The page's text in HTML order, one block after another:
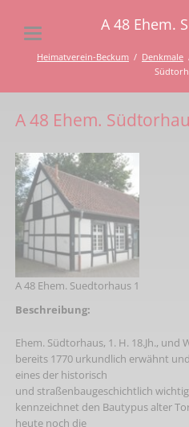
A 48 Ehem.
Heimatverein-Beckum Denkmale
A 48 Ehem.
A 48 Ehem. Suedtorhaus 1
Beschreibung:
Ehem. Südtorhaus, 1. H. 18.Jh.,
bereits 1770 urkundlich erwähnt
eines der historisch
und straßenbaugeschichtlich
kennzeichnet den Bautypus alter
heute noch die